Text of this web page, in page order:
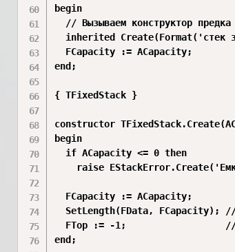
begin
// Вызываем конструктор
inherited Create(Format('стек
  FCapacity := ACapacity;
end;
{ TFixedStack }
constructor
begin
  if ACapacity <= 0 then
raise
  FCapacity := ACapacity;
SetLength(FData, FCapacity);
FTop := -1;
end;